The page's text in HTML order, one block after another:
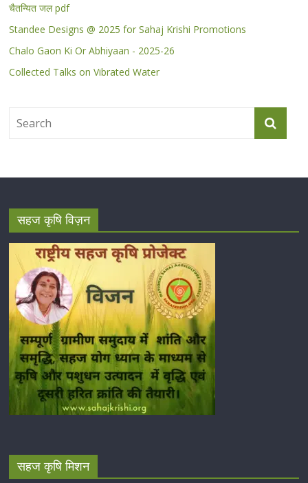
चैतन्यित जल pdf
Standee Designs @ 2025 for Sahaj Krishi Promotions
Chalo Gaon Ki Or Abhiyaan - 2025-26
Collected Talks on Vibrated Water
सहज कृषि विज़न
सहज कृषि मिशन